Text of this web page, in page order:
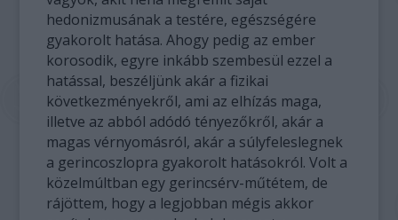
hedonizmusának a testére, egészségére
gyakorolt hatása. Ahogy pedig az ember
korosodik, egyre inkább szembesül ezzel a
hatással, beszéljünk akár a fizikai
következményekről, ami az elhízás maga,
illetve az abból adódó tényezőkről, akár a
magas vérnyomásról, akár a súlyfeleslegnek
a gerincoszlopra gyakorolt hatásokról. Volt a
közelmúltban egy gerincsérv-műtétem, de
rájöttem, hogy a legjobban mégis akkor